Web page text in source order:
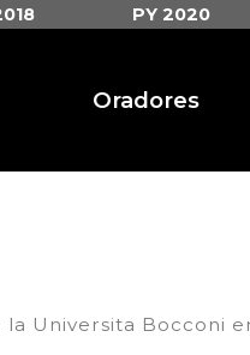
PY 2020
Oradores
Universita Bocconi